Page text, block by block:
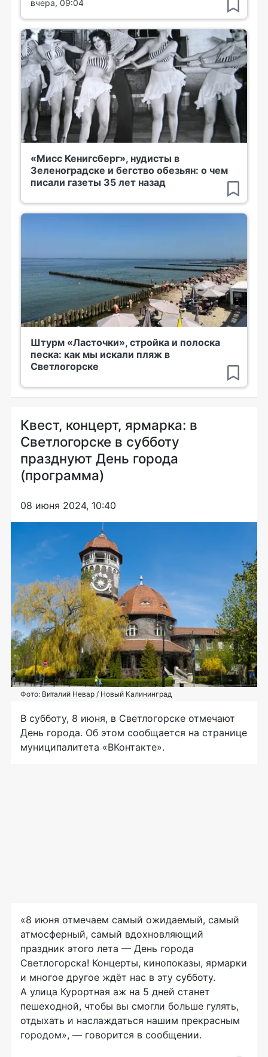
вчера, 09:04
«Мисс Кенигсберг», нудисты в
Зеленоградске и бегство обезьян: о чем
писали газеты 35 лет назад
Штурм «Ласточки», стройка и полоска
песка: как мы искали пляж в
Светлогорске
Квест, концерт, ярмарка: в
Светлогорске в субботу
празднуют День города
(программа)
08 июня 2024, 10:40
Фото: Виталий Невар / Новый Калининград
В субботу, 8 июня, в Светлогорске отмечают
День города. Об этом сообщается на странице
муниципалитета «ВКонтакте».
«8 июня отмечаем самый ожидаемый, самый
атмосферный, самый вдохновляющий
праздник этого лета — День города
Светлогорска! Концерты, кинопоказы, ярмарки
и многое другое ждёт нас в эту субботу.
А улица Курортная аж на 5 дней станет
пешеходной, чтобы вы смогли больше гулять,
отдыхать и наслаждаться нашим прекрасным
городом», — говорится в сообщении.